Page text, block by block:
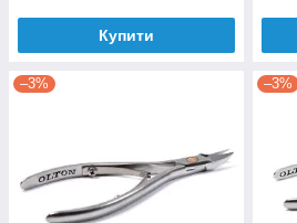
Купити
–3% –3%